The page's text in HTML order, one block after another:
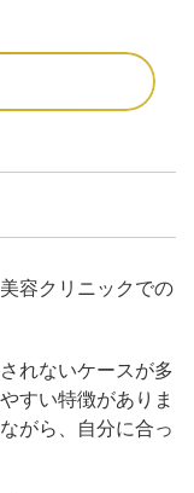
容クリニックでの
れないケースが多
すい特徴がありま
がら、自分に合っ